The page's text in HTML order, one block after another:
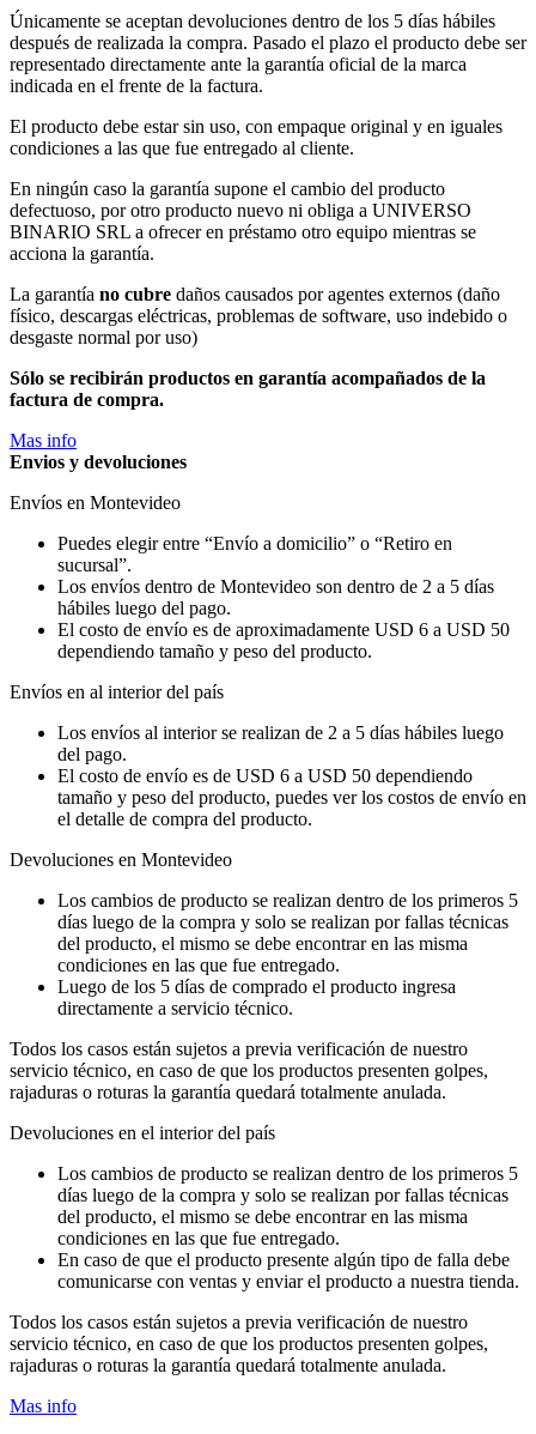
Únicamente se aceptan devoluciones dentro de los 5 días hábiles
después de realizada la compra. Pasado el plazo el producto debe ser
representado directamente ante la garantía oficial de la marca
indicada en el frente de la factura.
El producto debe estar sin uso, con empaque original y en iguales
condiciones a las que fue entregado al cliente.
En ningún caso la garantía supone el cambio del producto
defectuoso, por otro producto nuevo ni obliga a UNIVERSO
BINARIO SRL a ofrecer en préstamo otro equipo mientras se
acciona la garantía.
La garantía no cubre daños causados por agentes externos (daño
físico, descargas eléctricas, problemas de software, uso indebido o
desgaste normal por uso)
Sólo se recibirán productos en garantía acompañados de la
factura de compra.
Mas info
Envios y devoluciones
Envíos en Montevideo
Puedes elegir entre “Envío a domicilio” o “Retiro en
sucursal”.
Los envíos dentro de Montevideo son dentro de 2 a 5 días
hábiles luego del pago.
El costo de envío es de aproximadamente USD 6 a USD 50
dependiendo tamaño y peso del producto.
Envíos en al interior del país
Los envíos al interior se realizan de 2 a 5 días hábiles luego
del pago.
El costo de envío es de USD 6 a USD 50 dependiendo
tamaño y peso del producto, puedes ver los costos de envío en
el detalle de compra del producto.
Devoluciones en Montevideo
Los cambios de producto se realizan dentro de los primeros 5
días luego de la compra y solo se realizan por fallas técnicas
del producto, el mismo se debe encontrar en las misma
condiciones en las que fue entregado.
Luego de los 5 días de comprado el producto ingresa
directamente a servicio técnico.
Todos los casos están sujetos a previa verificación de nuestro
servicio técnico, en caso de que los productos presenten golpes,
rajaduras o roturas la garantía quedará totalmente anulada.
Devoluciones en el interior del país
Los cambios de producto se realizan dentro de los primeros 5
días luego de la compra y solo se realizan por fallas técnicas
del producto, el mismo se debe encontrar en las misma
condiciones en las que fue entregado.
En caso de que el producto presente algún tipo de falla debe
comunicarse con ventas y enviar el producto a nuestra tienda.
Todos los casos están sujetos a previa verificación de nuestro
servicio técnico, en caso de que los productos presenten golpes,
rajaduras o roturas la garantía quedará totalmente anulada.
Mas info